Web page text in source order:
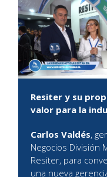
Resiter y su
valor para la
Carlos Valdés,
Negocios División
Resiter, para
una nueva